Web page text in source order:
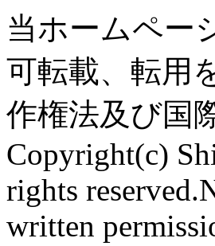
当ホームペー
可転載、転用
作権法及び国
Copyright(c)
rights
written